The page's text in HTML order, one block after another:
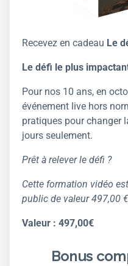
Recevez en cadeau Le
Le défi le plus
Pour nos 10 ans, en
événement live hors
pratiques pour changer
jours seulement.
Prêt à relever le défi ?
Cette formation vidéo
public de valeur 497,00
Valeur : 497,00€
Bonus